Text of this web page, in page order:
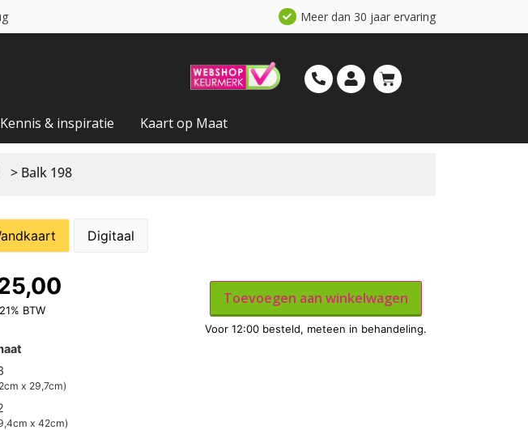
Meer dan 30 jaar ervaring
Kennis & inspiratie Kaart op Maat
> Balk 198
Digitaal
x 29,7cm)
x 42cm)
BTW
Toevoegen aan winkelwagen